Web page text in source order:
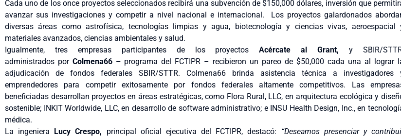
Cada uno de los once proyectos seleccionados recibirá una subvención de $150,000 dólares, inversión que
avanzar sus investigaciones y competir a nivel nacional e internacional. Los proyectos galardonados
diversas áreas como astrofísica, tecnologías limpias y agua, biotecnología y ciencias vivas, aeroespacial
materiales avanzados, ciencias ambientales y salud.
Igualmente, tres empresas participantes de los proyectosAcércate al Grant,y SBIR/
administrados por Colmena66 – programa del FCTIPR – recibieron un pareo de $50,000 cada una al lograr
adjudicación de fondos federales SBIR/STTR. Colmena66 brinda asistencia técnica a investigadores
emprendedores para competir exitosamente por fondos federales altamentecompetitivos. Las
beneficiadas desarrollan proyectos en áreas estratégicas, como Flora Rural, LLC, en arquitectura ecológica y
sostenible; INKIT Worldwide, LLC, en desarrollo de software administrativo; e INSU Health Design, Inc., en
médica.
La ingeniera Lucy Crespo, principal oficial ejecutivadel FCTIPR, destacó: “Deseamos presenciar y